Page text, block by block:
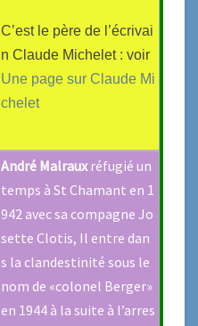
C’est le père de l’écrivai
n Claude Michelet : voir
Une page sur Claude Mi
chelet
André Malrauxréfugié un
temps à St Chamant en 1
942 avec sa compagne Jo
sette Clotis, Il entre dan
s la clandestinité sous le
nom de «colonel Berger»
en 1944 à la suite à l’arres